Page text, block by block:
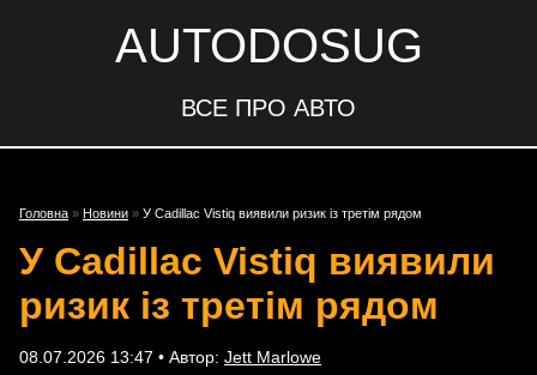
AUTODOSUG
ВСЕ ПРО АВТО
Головна » Новини » У Cadillac Vistiq виявили ризик із третім рядом
У Cadillac Vistiq виявили
ризик із третім рядом
08.07.2026 13:47 • Автор: Jett Marlowe